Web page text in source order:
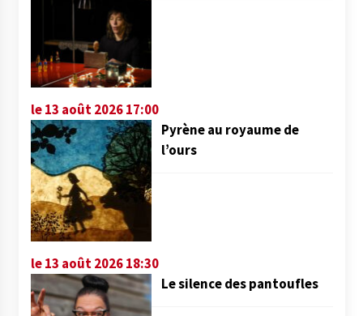
le 13 août 2026 17:00
Pyrène au royaume de
l’ours
le 13 août 2026 18:30
Le silence des pantoufles